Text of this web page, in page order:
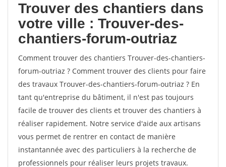
Trouver des chantiers dans
votre ville : Trouver-des-
chantiers-forum-outriaz
Comment trouver des chantiers Trouver-des-chantiers-
forum-outriaz ? Comment trouver des clients pour faire
des travaux Trouver-des-chantiers-forum-outriaz ? En
tant qu'entreprise du bâtiment, il n'est pas toujours
facile de trouver des clients et trouver des chantiers à
réaliser rapidement. Notre service d'aide aux artisans
vous permet de rentrer en contact de manière
instantannée avec des particuliers à la recherche de
professionnels pour réaliser leurs projets travaux.